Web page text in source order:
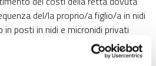
del/la proprio/a figlio/a in nidi
in posti in nidi e micronidi privati
in convenzione dal Comune, nel
comunali.